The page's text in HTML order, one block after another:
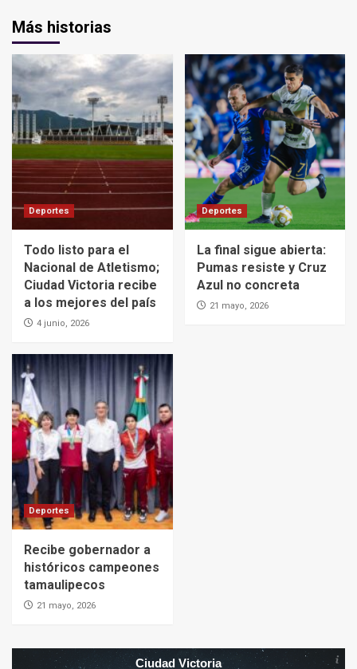
Más historias
Deportes
Todo listo para el
Nacional de Atletismo;
Ciudad Victoria recibe
a los mejores del país
4 junio, 2026
Deportes
La final sigue abierta:
Pumas resiste y Cruz
Azul no concreta
21 mayo, 2026
Deportes
Recibe gobernador a
históricos campeones
tamaulipecos
21 mayo, 2026
Ciudad Victoria